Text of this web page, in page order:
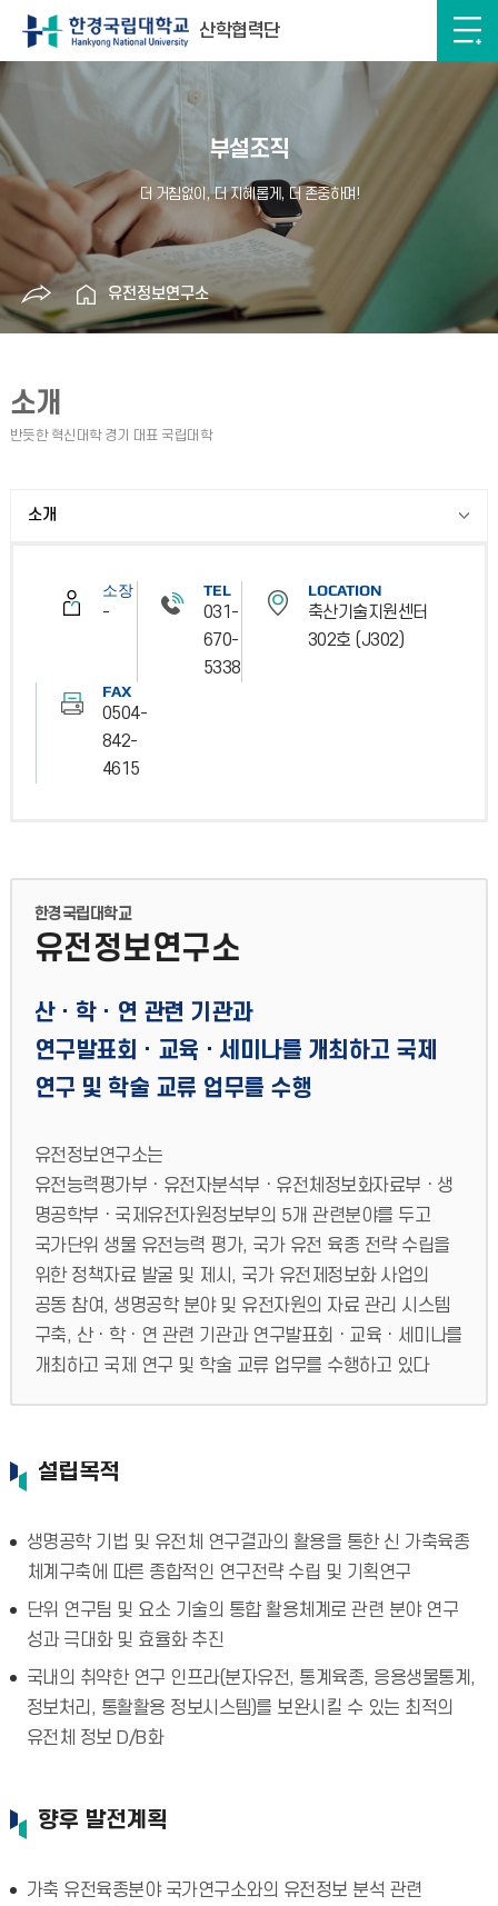
산학협력단
부설조직
유전정보연구소
소개
소개
소장
-
TEL
031-
670-
5338
LOCATION
축산기술지원센터
302호 (J302)
FAX
0504-
842-
4615
한경국립대학교
유전정보연구소
산ㆍ학ㆍ연 관련 기관과
연구발표회ㆍ교육ㆍ세미나를 개최하고 국제
연구 및 학술 교류 업무를 수행
유전정보연구소는
유전능력평가부ㆍ유전자분석부ㆍ유전체정보화자료부ㆍ생
명공학부ㆍ국제유전자원정보부의 5개 관련분야를 두고
국가단위 생물 유전능력 평가, 국가 유전 육종 전략 수립을
위한 정책자료 발굴 및 제시, 국가 유전제정보화 사업의
공동 참여, 생명공학 분야 및 유전자원의 자료 관리 시스템
구축, 산ㆍ학ㆍ연 관련 기관과 연구발표회ㆍ교육ㆍ세미나를
개최하고 국제 연구 및 학술 교류 업무를 수행하고 있다
설립목적
생명공학 기법 및 유전체 연구결과의 활용을 통한 신 가축육종
체계구축에 따른 종합적인 연구전략 수립 및 기획연구
단위 연구팀 및 요소 기술의 통합 활용체계로 관련 분야 연구
성과 극대화 및 효율화 추진
국내의 취약한 연구 인프라(분자유전, 통계육종, 응용생물통계,
정보처리, 통활활용 정보시스템)를 보완시킬 수 있는 최적의
유전체 정보 D/B화
향후 발전계획
가축 유전육종분야 국가연구소와의 유전정보 분석 관련